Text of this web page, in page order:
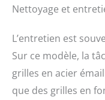
Nettoyage et
L’entretien est
Sur ce modèle, la
grilles en acier
que des grilles en